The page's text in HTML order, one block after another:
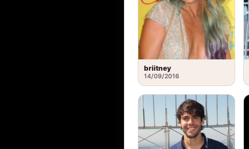
briitney
14/09/2016